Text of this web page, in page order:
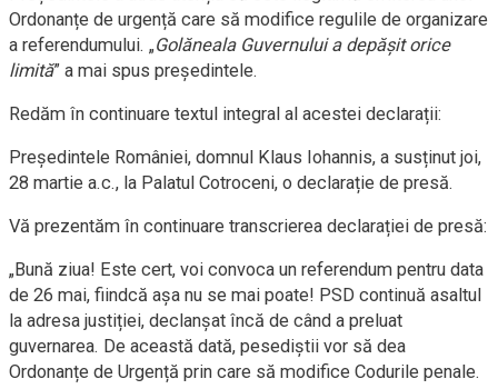
Ordonanțe de urgență care să modifice regulile de organizare
a referendumului. „Golăneala Guvernului a depășit orice
limită” a mai spus președintele.
Redăm în continuare textul integral al acestei declarații:
Președintele României, domnul Klaus Iohannis, a susținut joi,
28 martie a.c., la Palatul Cotroceni, o declarație de presă.
Vă prezentăm în continuare transcrierea declarației de presă:
„Bună ziua! Este cert, voi convoca un referendum pentru data
de 26 mai, fiindcă așa nu se mai poate! PSD continuă asaltul
la adresa justiției, declanșat încă de când a preluat
guvernarea. De această dată, pesediștii vor să dea
Ordonanțe de Urgență prin care să modifice Codurile penale.